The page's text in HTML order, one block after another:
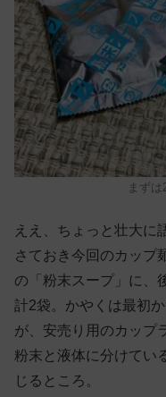
まず
ええ、ちょっと壮大に
さておき今回のカップ
の「粉末スープ」に、
計2袋。かやくは最初
が、安売り用のカップ
粉末と液体に分けてい
じるところ。